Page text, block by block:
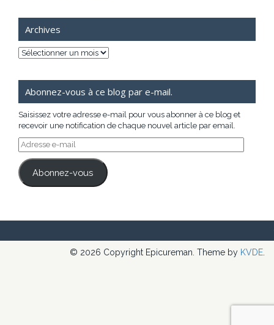
Archives
Archives
Abonnez-vous à ce blog par e-mail.
Saisissez votre adresse e-mail pour vous abonner à ce blog et
recevoir une notification de chaque nouvel article par email.
Adresse
e-
mail
Abonnez-vous
© 2026 Copyright Epicureman. Theme by KVDE.